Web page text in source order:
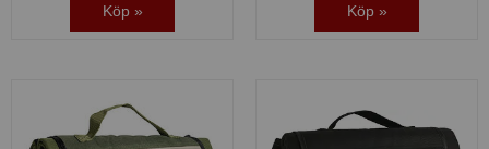
Köp » Köp »